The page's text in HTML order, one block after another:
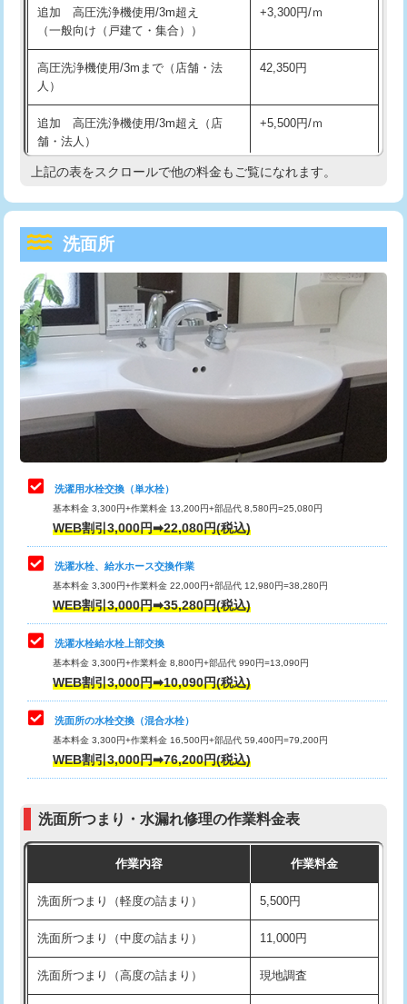
マス交換（深さ50㎝以上） 66,000円
コンクリート斫り（厚さ10㎝まで） 27,500円
コンクリート斫り（厚さ10㎝超え）
モルタル補修（厚さ10㎝まで）
モルタル補修（厚さ10㎝超え） 38,500円
洗面台設置 38,500円
追加人工
廃棄・処分 現場見積
※給水管工事は20mmまでの価格です。
持込商品取付（混合水栓） 16,500円
給水管工事※（ホール加工)
給水管工事※（バンド止め) 3,300円
給水管工事※（支持金具設置) 5,500円
給水管工事※（保温材使用（バンド止
め込み）)
5,500円
給水管工事※（土の掘削・埋め戻し作
業)
11,000円
給水管工事※（塩ビ管（VP・HI）使
用/3ｍまで)
33,000円
給水管工事※（塩ビ管（VP・HI）使
用（追加）/3ｍ超え)
給水管工事※（ライニング鋼管・銅
管・ポリ管・HT管使用/3ｍまで)
44,000円
給水管工事※（ライニング鋼管・銅
管・ポリ管・HT管使用/3ｍ超え)
排水管工事（土の掘削・埋め戻し作
業）
排水管工事（排水管工事/3ｍまで） 55,000円
排水管工事（追加 排水管工事/3ｍ超
え）
マス交換（土の掘削・埋め戻し作業）
マス交換（深さ50㎝未満）
マス交換（深さ50㎝以上）
モルタル補修（厚さ10㎝まで） 27,500円
モルタル補修（厚さ10㎝超え） 38,500円
洗面台設置 38,500円
バスタブ設置 現場見積
追加 高圧洗浄機使用/3m超え
（一般向け（戸建て・集合））
+3,300円/ｍ
高圧洗浄機使用/3mまで（店舗・法
人）
42,350円
追加 高圧洗浄機使用/3m超え（店
舗・法人）
+5,500円/ｍ
高度高圧洗浄換 現地調査
トーラー機使用/3mまで
追加トーラー機使用/3m超え +3,300円
カメラ調査 33,000円
桝清掃
止水・漏水調査・防水処理・清掃・修
理・調整・分解・加工など（軽作業）
11,000円
止水・漏水調査・防水処理・清掃・修
理・調整・分解・加工など（中作業）
22,000円
止水・漏水調査・防水処理・清掃・修
理・調整・分解・加工など（重作業）
33,000円
キッチンタンク脱着
その他部品の脱着
交換・取付（タンク）
交換・取付(単水栓（壁付・デッキ
式）)
交換・取付(混合水栓（壁付・デッキ
式・ワンホール）)
16,500円+材料費
（P/S/ポップアップ））
交換・取付（その他部品） 11,000円+材料費
持込商品取付（単水栓） 13,200円
持込商品取付（混合水栓） 16,500円
持込商品取付（浄水器・分岐水栓） 16,500円
給水管工事※（ホール加工) 16,500円
上記の表をスクロールで他の料金もご覧になれます。
洗面所
洗濯用水栓交換（単水栓）
基本料金 3,300円+作業料金 13,200円+部品代 8,580円=25,080円
WEB割引3,000円➡22,080円(税込)
洗濯水栓、給水ホース交換作業
基本料金 3,300円+作業料金 22,000円+部品代 12,980円=38,280円
WEB割引3,000円➡35,280円(税込)
洗濯水栓給水栓上部交換
基本料金 3,300円+作業料金 8,800円+部品代 990円=13,090円
WEB割引3,000円➡10,090円(税込)
洗面所の水栓交換（混合水栓）
基本料金 3,300円+作業料金 16,500円+部品代 59,400円=79,200円
WEB割引3,000円➡76,200円(税込)
洗面所つまり・水漏れ修理の作業料金表
作業内容 作業料金
洗面所つまり（軽度の詰まり） 5,500円
洗面所つまり（中度の詰まり） 11,000円
洗面所つまり（高度の詰まり） 現地調査